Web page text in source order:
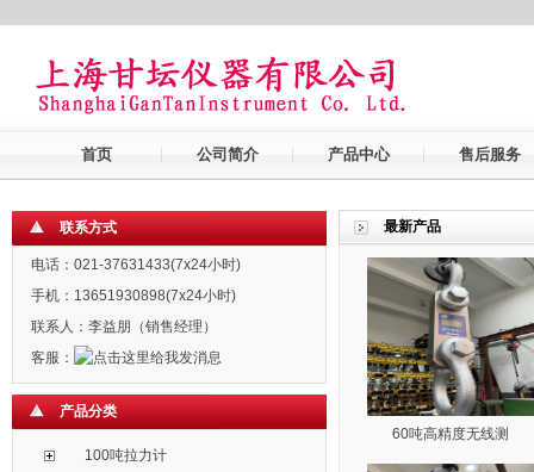
首页 公司简介 产品中心 售后服务
联系方式
电话：021-37631433(7x24小时)
手机：13651930898(7x24小时)
联系人：李益朋（销售经理）
客服：
产品分类
100吨拉力计
最新产品
60吨高精度无线测